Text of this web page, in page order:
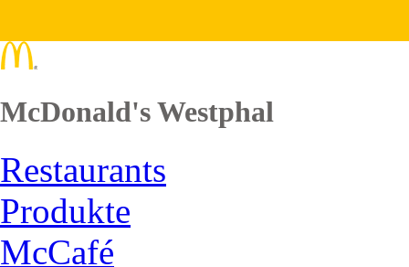
McDonald's Westphal
Restaurants
Produkte
McCafé